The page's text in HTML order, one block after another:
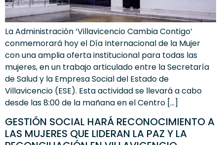
La Administración ‘Villavicencio Cambia Contigo’
conmemorará hoy el Día Internacional de la Mujer
con una amplia oferta institucional para todas las
mujeres, en un trabajo articulado entre la Secretaría
de Salud y la Empresa Social del Estado de
Villavicencio (ESE). Esta actividad se llevará a cabo
desde las 8:00 de la mañana en el Centro […]
GESTIÓN SOCIAL HARÁ RECONOCIMIENTO A
LAS MUJERES QUE LIDERAN LA PAZ Y LA